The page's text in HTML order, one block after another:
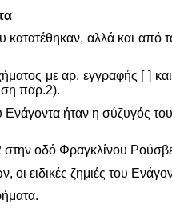
αλλά και από
με αρ. εγγραφής [ ]
παρ.2).
Ενάγοντα ήταν η σύζυγός
στην οδό Φραγκλίνου
ειδικές ζημιές του